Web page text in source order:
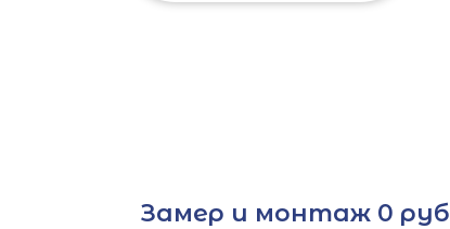
Замер и монтаж 0 руб